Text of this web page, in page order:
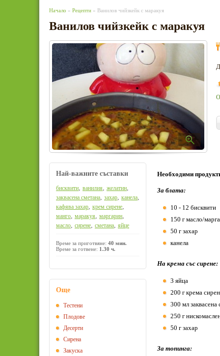
Начало » Рецепти » Ванилов чийзкейк с маракуя
Ванилов чийзкейк с маракуя
Необходими
За блата:
10 - 12 бисквити
150 г масло/
50 г захар
канела
На крема със сирене:
3 яйца
200 г крема
300 мл заквасена
250 г
50 г захар
За топинга:
Най-важните съставки
бисквити, ванилия, желатин,
заквасена сметана, захар, канела,
кафява захар, крем сирене,
манго, маракуя, маргарин,
масло, сирене, сметана, яйце
Време за приготвяне: 40 мин.
Време за готвене: 1.30 ч.
Още
Тестени
Плодове
Десерти
Сирена
Закуска